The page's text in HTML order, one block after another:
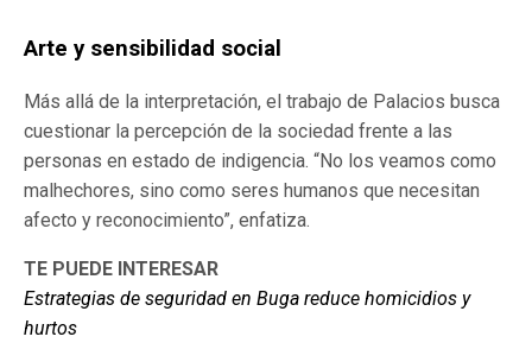
Arte y sensibilidad social
Más allá de la interpretación, el trabajo de Palacios busca
cuestionar la percepción de la sociedad frente a las
personas en estado de indigencia. “No los veamos como
malhechores, sino como seres humanos que necesitan
afecto y reconocimiento”, enfatiza.
TE PUEDE INTERESAR
Estrategias de seguridad en Buga reduce homicidios y
hurtos